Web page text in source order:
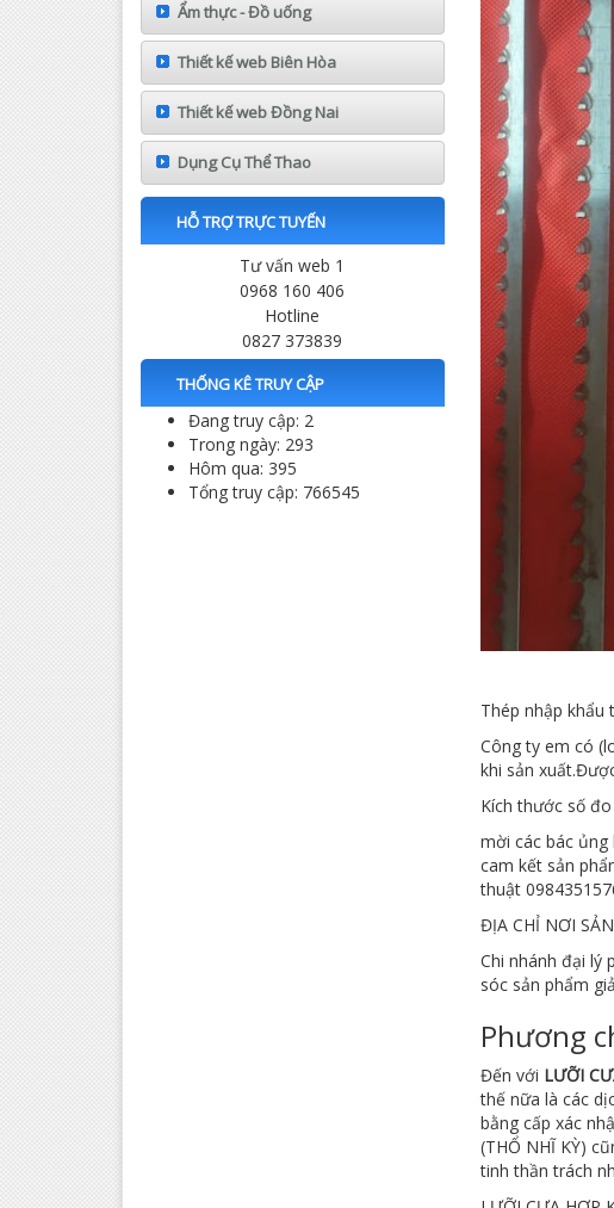
Ẩm thực - Đồ uống
Thiết kế web Biên Hòa
Thiết kế web Đồng Nai
Dụng Cụ Thể Thao
HỖ TRỢ TRỰC TUYẾN
Tư vấn web 1
0968 160 406
Hotline
0827 373839
THỐNG KÊ TRUY CẬP
Đang truy cập: 2
Trong ngày: 293
Hôm qua: 395
Tổng truy cập: 766545
Thép nhập khẩu
Công ty em có
khi sản
Kích thước số
mời các bác
cam kết sản
thuật
ĐỊA CHỈ NƠI
Chi nhánh đại lý
sóc sản phẩm
Phương
Đến với LƯỠI
thế nữa là các
bằng cấp xác
(THỔ NHĨ KỲ)
tinh thần trách